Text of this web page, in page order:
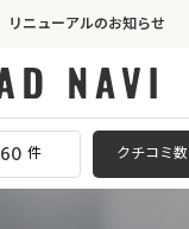
リニューアルのお知らせ
60 件 クチコミ数